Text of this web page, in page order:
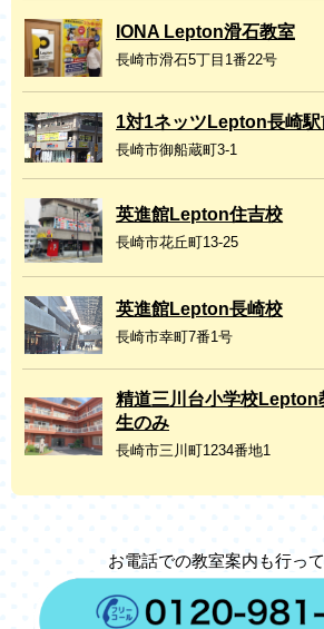
IONA Lepton滑石教室
長崎市滑石5丁目1番22号
1対1ネッツLepton長崎
長崎市御船蔵町3-1
英進館Lepton住吉校
長崎市花丘町13-25
英進館Lepton長崎校
長崎市幸町7番1号
精道三川台小学校
生のみ
長崎市三川町1234番地1
お電話での教室案内も行っ